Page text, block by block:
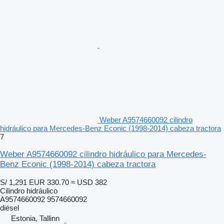
Weber A9574660092 cilindro
hidráulico para Mercedes-Benz Econic (1998-2014) cabeza tractora
7
Weber A9574660092 cilindro hidráulico para Mercedes-
Benz Econic (1998-2014) cabeza tractora
S/ 1,291 EUR 330.70 ≈ USD 382
Cilindro hidráulico
A9574660092 9574660092
diésel
Estonia, Tallinn